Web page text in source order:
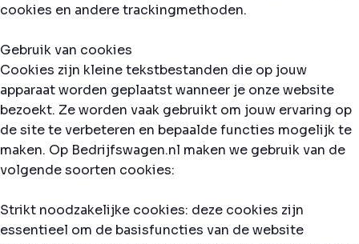
cookies en andere trackingmethoden.
Gebruik van cookies
Cookies zijn kleine tekstbestanden die op jouw
apparaat worden geplaatst wanneer je onze website
bezoekt. Ze worden vaak gebruikt om jouw ervaring op
de site te verbeteren en bepaalde functies mogelijk te
maken. Op Bedrijfswagen.nl maken we gebruik van de
volgende soorten cookies:
Strikt noodzakelijke cookies: deze cookies zijn
essentieel om de basisfuncties van de website